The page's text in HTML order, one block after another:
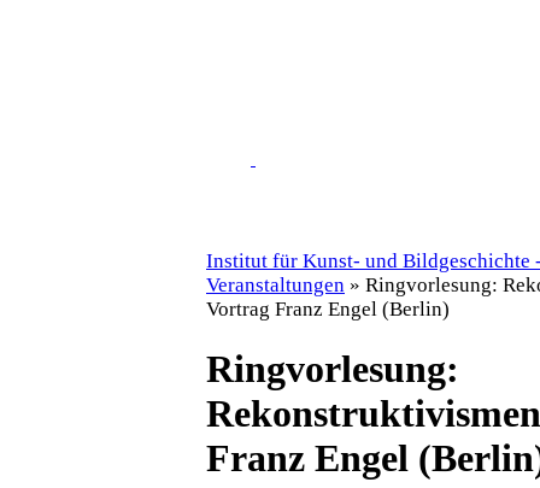
Institut für Kunst- und Bildgeschichte
Veranstaltungen » Ringvorlesung:
Vortrag Franz Engel (Berlin)
Ringvorlesung:
Franz Engel